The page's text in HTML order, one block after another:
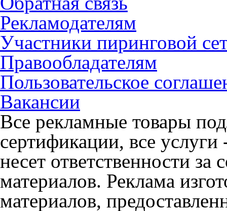
Рекламодателям
Участники пиринговой
Правообладателям
Пользовательское
Вакансии
Все рекламные товары
сертификации, все
несет ответственности
материалов. Реклама
материалов,